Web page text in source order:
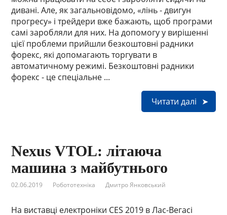
дивані. Але, як загальновідомо, «лінь - двигун
прогресу» і трейдери вже бажають, щоб програми
самі заробляли для них. На допомогу у вирішенні
цієї проблеми прийшли безкоштовні радники
форекс, які допомагають торгувати в
автоматичному режимі. Безкоштовні радники
форекс - це спеціальне ...
Читати далі
Nexus VTOL: літаюча
машина з майбутнього
02.06.2019 Робототехніка Дмитро Янковський
На виставці електроніки CES 2019 в Лас-Вегасі